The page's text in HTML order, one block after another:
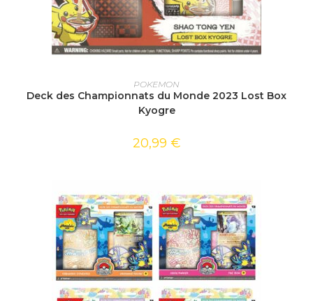
AJOUTER AU PANIER
POKEMON
Deck des Championnats du Monde 2023 Lost Box
Kyogre
20,99 €